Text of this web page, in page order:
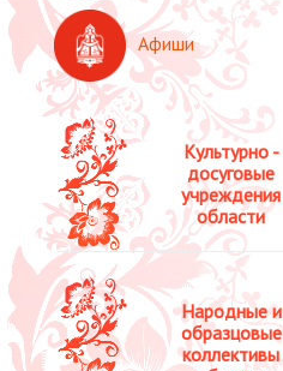
Культурно -
досуговые
учреждения
области
Народные и
образцовые
коллективы
Афиши